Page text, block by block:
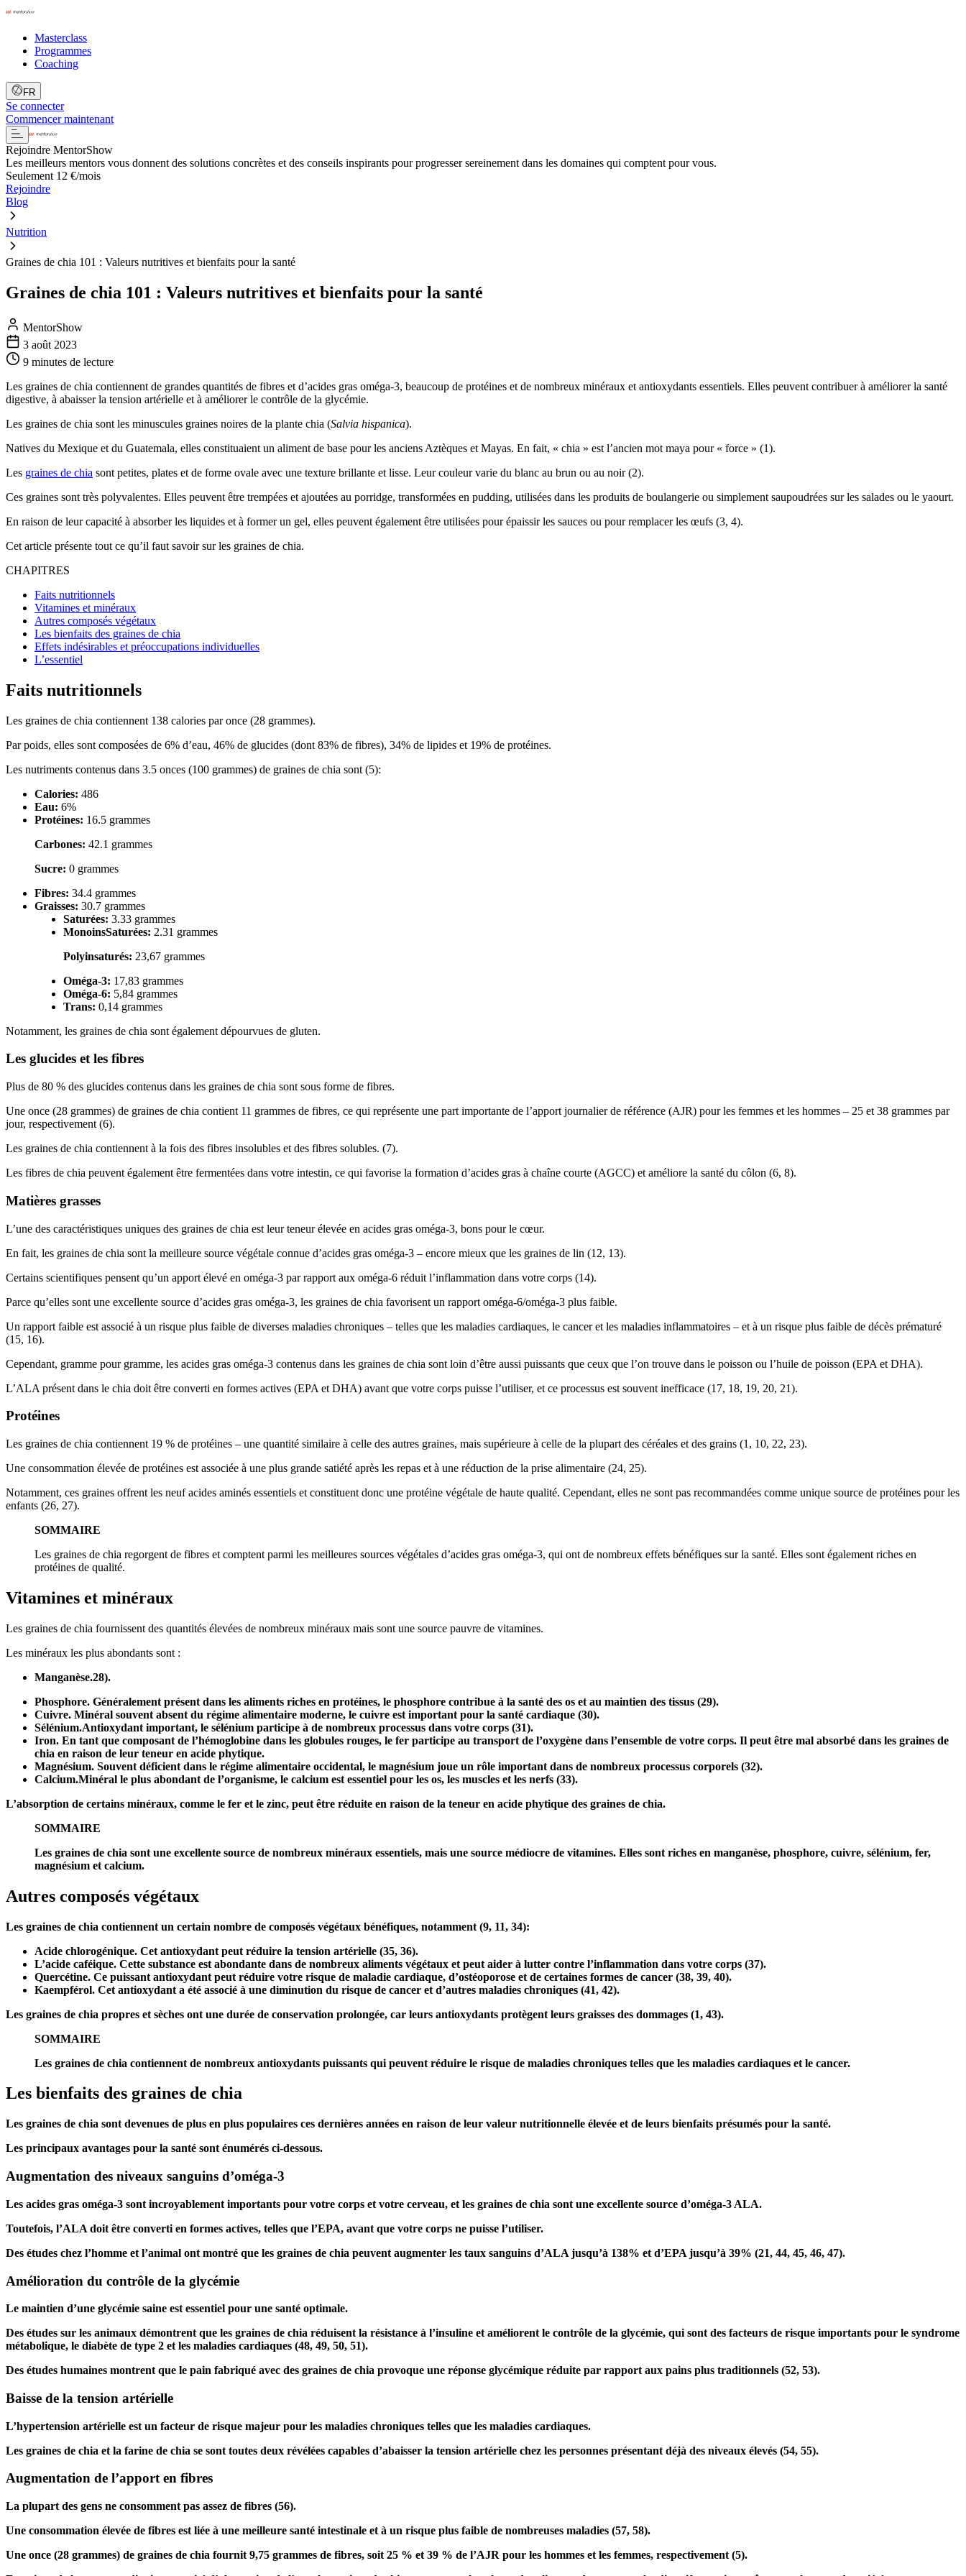
Masterclass
Programmes
Coaching
FR
Se connecter
Commencer maintenant
Rejoindre MentorShow
Les meilleurs mentors vous donnent des solutions concrètes et des conseils inspirants pour progresser sereinement dans les domaines qui comptent pour vous.
Seulement 12 €/mois
Rejoindre
Blog
Nutrition
Graines de chia 101 : Valeurs nutritives et bienfaits pour la santé
Graines de chia 101 : Valeurs nutritives et bienfaits pour la santé
MentorShow
3 août 2023
9 minutes de lecture
Les graines de chia contiennent de grandes quantités de fibres et d’acides gras oméga-3, beaucoup de protéines et de nombreux minéraux et antioxydants essentiels. Elles peuvent contribuer à améliorer la santé
digestive, à abaisser la tension artérielle et à améliorer le contrôle de la glycémie.
Les graines de chia sont les minuscules graines noires de la plante chia (Salvia hispanica).
Natives du Mexique et du Guatemala, elles constituaient un aliment de base pour les anciens Aztèques et Mayas. En fait, « chia » est l’ancien mot maya pour « force » (1).
Les graines de chia sont petites, plates et de forme ovale avec une texture brillante et lisse. Leur couleur varie du blanc au brun ou au noir (2).
Ces graines sont très polyvalentes. Elles peuvent être trempées et ajoutées au porridge, transformées en pudding, utilisées dans les produits de boulangerie ou simplement saupoudrées sur les salades ou le yaourt.
En raison de leur capacité à absorber les liquides et à former un gel, elles peuvent également être utilisées pour épaissir les sauces ou pour remplacer les œufs (3, 4).
Cet article présente tout ce qu’il faut savoir sur les graines de chia.
CHAPITRES
Faits nutritionnels
Vitamines et minéraux
Autres composés végétaux
Les bienfaits des graines de chia
Effets indésirables et préoccupations individuelles
L’essentiel
Faits nutritionnels
Les graines de chia contiennent 138 calories par once (28 grammes).
Par poids, elles sont composées de 6% d’eau, 46% de glucides (dont 83% de fibres), 34% de lipides et 19% de protéines.
Les nutriments contenus dans 3.5 onces (100 grammes) de graines de chia sont (5):
Calories: 486
Eau: 6%
Protéines: 16.5 grammes
Carbones: 42.1 grammes
Sucre: 0 grammes
Fibres: 34.4 grammes
Graisses: 30.7 grammes
Saturées: 3.33 grammes
MonoinsSaturées: 2.31 grammes
Polyinsaturés: 23,67 grammes
Oméga-3: 17,83 grammes
Oméga-6: 5,84 grammes
Trans: 0,14 grammes
Notamment, les graines de chia sont également dépourvues de gluten.
Les glucides et les fibres
Plus de 80 % des glucides contenus dans les graines de chia sont sous forme de fibres.
Une once (28 grammes) de graines de chia contient 11 grammes de fibres, ce qui représente une part importante de l’apport journalier de référence (AJR) pour les femmes et les hommes – 25 et 38 grammes par
jour, respectivement (6).
Les graines de chia contiennent à la fois des fibres insolubles et des fibres solubles. (7).
Les fibres de chia peuvent également être fermentées dans votre intestin, ce qui favorise la formation d’acides gras à chaîne courte (AGCC) et améliore la santé du côlon (6, 8).
Matières grasses
L’une des caractéristiques uniques des graines de chia est leur teneur élevée en acides gras oméga-3, bons pour le cœur.
En fait, les graines de chia sont la meilleure source végétale connue d’acides gras oméga-3 – encore mieux que les graines de lin (12, 13).
Certains scientifiques pensent qu’un apport élevé en oméga-3 par rapport aux oméga-6 réduit l’inflammation dans votre corps (14).
Parce qu’elles sont une excellente source d’acides gras oméga-3, les graines de chia favorisent un rapport oméga-6/oméga-3 plus faible.
Un rapport faible est associé à un risque plus faible de diverses maladies chroniques – telles que les maladies cardiaques, le cancer et les maladies inflammatoires – et à un risque plus faible de décès prématuré
(15, 16).
Cependant, gramme pour gramme, les acides gras oméga-3 contenus dans les graines de chia sont loin d’être aussi puissants que ceux que l’on trouve dans le poisson ou l’huile de poisson (EPA et DHA).
L’ALA présent dans le chia doit être converti en formes actives (EPA et DHA) avant que votre corps puisse l’utiliser, et ce processus est souvent inefficace (17, 18, 19, 20, 21).
Protéines
Les graines de chia contiennent 19 % de protéines – une quantité similaire à celle des autres graines, mais supérieure à celle de la plupart des céréales et des grains (1, 10, 22, 23).
Une consommation élevée de protéines est associée à une plus grande satiété après les repas et à une réduction de la prise alimentaire (24, 25).
Notamment, ces graines offrent les neuf acides aminés essentiels et constituent donc une protéine végétale de haute qualité. Cependant, elles ne sont pas recommandées comme unique source de protéines pour les
enfants (26, 27).
SOMMAIRE
Les graines de chia regorgent de fibres et comptent parmi les meilleures sources végétales d’acides gras oméga-3, qui ont de nombreux effets bénéfiques sur la santé. Elles sont également riches en
protéines de qualité.
Vitamines et minéraux
Les graines de chia fournissent des quantités élevées de nombreux minéraux mais sont une source pauvre de vitamines.
Les minéraux les plus abondants sont :
Manganèse.28).
Phosphore. Généralement présent dans les aliments riches en protéines, le phosphore contribue à la santé des os et au maintien des tissus (29).
Cuivre. Minéral souvent absent du régime alimentaire moderne, le cuivre est important pour la santé cardiaque (30).
Sélénium.Antioxydant important, le sélénium participe à de nombreux processus dans votre corps (31).
Iron. En tant que composant de l’hémoglobine dans les globules rouges, le fer participe au transport de l’oxygène dans l’ensemble de votre corps. Il peut être mal absorbé dans les graines de
chia en raison de leur teneur en acide phytique.
Magnésium. Souvent déficient dans le régime alimentaire occidental, le magnésium joue un rôle important dans de nombreux processus corporels (32).
Calcium.Minéral le plus abondant de l’organisme, le calcium est essentiel pour les os, les muscles et les nerfs (33).
L’absorption de certains minéraux, comme le fer et le zinc, peut être réduite en raison de la teneur en acide phytique des graines de chia.
SOMMAIRE
Les graines de chia sont une excellente source de nombreux minéraux essentiels, mais une source médiocre de vitamines. Elles sont riches en manganèse, phosphore, cuivre, sélénium, fer,
magnésium et calcium.
Autres composés végétaux
Les graines de chia contiennent un certain nombre de composés végétaux bénéfiques, notamment (9, 11, 34):
Acide chlorogénique. Cet antioxydant peut réduire la tension artérielle (35, 36).
L’acide caféique. Cette substance est abondante dans de nombreux aliments végétaux et peut aider à lutter contre l’inflammation dans votre corps (37).
Quercétine. Ce puissant antioxydant peut réduire votre risque de maladie cardiaque, d’ostéoporose et de certaines formes de cancer (38, 39, 40).
Kaempférol. Cet antioxydant a été associé à une diminution du risque de cancer et d’autres maladies chroniques (41, 42).
Les graines de chia propres et sèches ont une durée de conservation prolongée, car leurs antioxydants protègent leurs graisses des dommages (1, 43).
SOMMAIRE
Les graines de chia contiennent de nombreux antioxydants puissants qui peuvent réduire le risque de maladies chroniques telles que les maladies cardiaques et le cancer.
Les bienfaits des graines de chia
Les graines de chia sont devenues de plus en plus populaires ces dernières années en raison de leur valeur nutritionnelle élevée et de leurs bienfaits présumés pour la santé.
Les principaux avantages pour la santé sont énumérés ci-dessous.
Augmentation des niveaux sanguins d’oméga-3
Les acides gras oméga-3 sont incroyablement importants pour votre corps et votre cerveau, et les graines de chia sont une excellente source d’oméga-3 ALA.
Toutefois, l’ALA doit être converti en formes actives, telles que l’EPA, avant que votre corps ne puisse l’utiliser.
Des études chez l’homme et l’animal ont montré que les graines de chia peuvent augmenter les taux sanguins d’ALA jusqu’à 138% et d’EPA jusqu’à 39% (21, 44, 45, 46, 47).
Amélioration du contrôle de la glycémie
Le maintien d’une glycémie saine est essentiel pour une santé optimale.
Des études sur les animaux démontrent que les graines de chia réduisent la résistance à l’insuline et améliorent le contrôle de la glycémie, qui sont des facteurs de risque importants pour le syndrome
métabolique, le diabète de type 2 et les maladies cardiaques (48, 49, 50, 51).
Des études humaines montrent que le pain fabriqué avec des graines de chia provoque une réponse glycémique réduite par rapport aux pains plus traditionnels (52, 53).
Baisse de la tension artérielle
L’hypertension artérielle est un facteur de risque majeur pour les maladies chroniques telles que les maladies cardiaques.
Les graines de chia et la farine de chia se sont toutes deux révélées capables d’abaisser la tension artérielle chez les personnes présentant déjà des niveaux élevés (54, 55).
Augmentation de l’apport en fibres
La plupart des gens ne consomment pas assez de fibres (56).
Une consommation élevée de fibres est liée à une meilleure santé intestinale et à un risque plus faible de nombreuses maladies (57, 58).
Une once (28 grammes) de graines de chia fournit 9,75 grammes de fibres, soit 25 % et 39 % de l’AJR pour les hommes et les femmes, respectivement (5).